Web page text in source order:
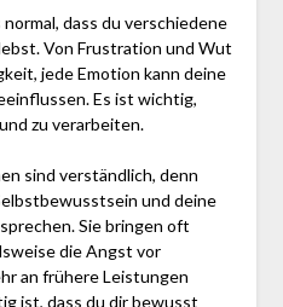
dass du verschiedene
Von Frustration und Wut
jede Emotion kann deine
Es ist wichtig,
zu verarbeiten.
sind verständlich, denn
und deine
Sie bringen oft
die Angst vor
an frühere Leistungen
ist, dass du dir bewusst